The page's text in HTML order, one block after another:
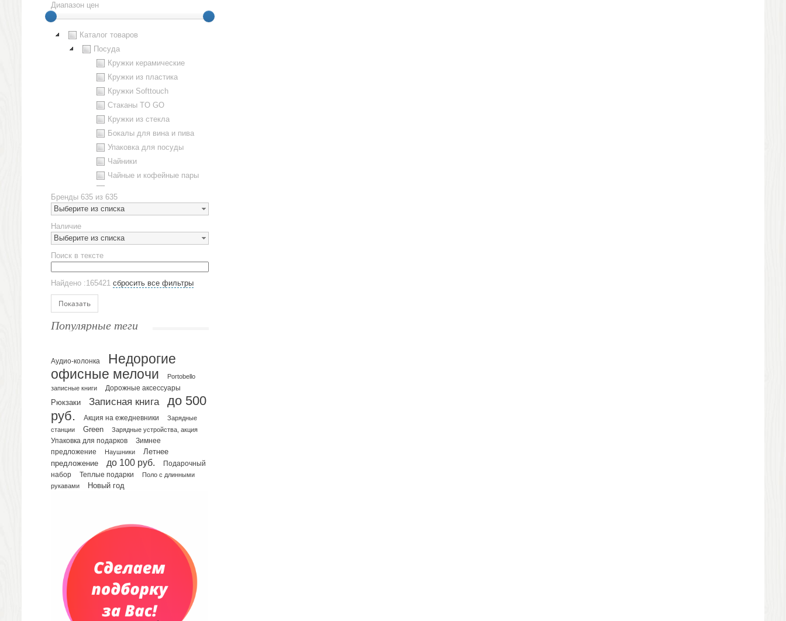
Диапазон цен
Каталог товаров
Посуда
Кружки керамические
Кружки из пластика
Кружки Softtouch
Стаканы TO GO
Кружки из стекла
Бокалы для вина и пива
Упаковка для посуды
Чайники
Чайные и кофейные пары
Наборы посуды
Предметы сервировки
Стаканы
Эко кружки
ЕВРОПОСУДА
Аксессуары
Ежедневники и блокноты
Датированные ежедневники
Планинги и телефонные книжки
Планинги датированные
Планинги недатированные
Телефонные книжки
Еженедельники
Органайзер на ежедневник
Сумки и Рюкзаки
Сумки для планшетов и ноутбуков
Рюкзаки
Конференц-сумки
Несессеры и косметички
Сумки спортивные
Портфели
Чехлы для планшетов и ноутбуков
Сумка на пояс или шею
Аксессуары
Бренды 635 из 635
Выберите из списка
Наличие
Выберите из списка
Поиск в тексте
Найдено :165421 сбросить все фильтры
Показать
Популярные теги
Аудио-колонка
Недорогие
офисные мелочи
Portobello
записные книги
Дорожные аксессуары
Рюкзаки Записная книга
до 500
руб.
Акция на ежедневники
Зарядные
станции
Green Зарядные устройства, акция
Упаковка для подарков
Зимнее
предложение
Наушники
Летнее
предложение
до 100 руб.
Подарочный
набор
Теплые подарки
Поло с длинными
рукавами
Новый год